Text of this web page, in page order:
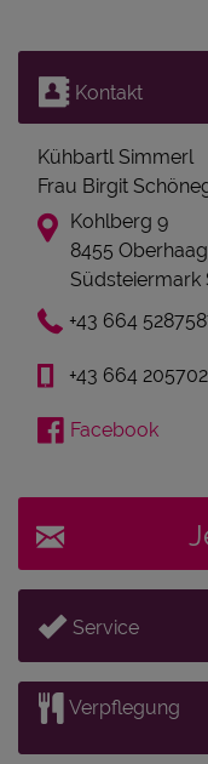
Kontakt
Kühbartl Simmerl
Frau Birgit
Kohlberg 9
8455 Oberhaag
Südsteiermark
+43 664
+43 664
Facebook
Service
Verpflegung